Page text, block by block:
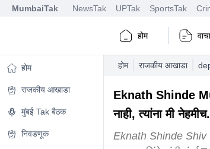
MumbaiTak NewsTak UPTak SportsTak
होम वाचा
होम
राजकीय आखाडा
मुंबई Tak बैठक
निवडणूक
होम राजकीय आखाडा
Eknath Shinde
नाही, त्यांना मी
Eknath Shinde Shiv